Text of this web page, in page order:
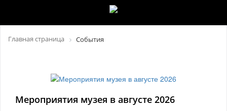
Главная страница События
Мероприятия музея в августе 2026